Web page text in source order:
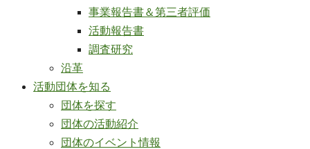
事業報告書＆第三者評価
活動報告書
調査研究
沿革
活動団体を知る
団体を探す
団体の活動紹介
団体のイベント情報